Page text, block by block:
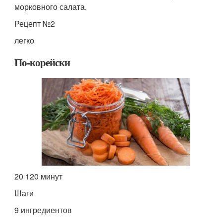
морковного салата.
Рецепт №2
легко
По-корейски
20 120 минут
Шаги
9 ингредиентов